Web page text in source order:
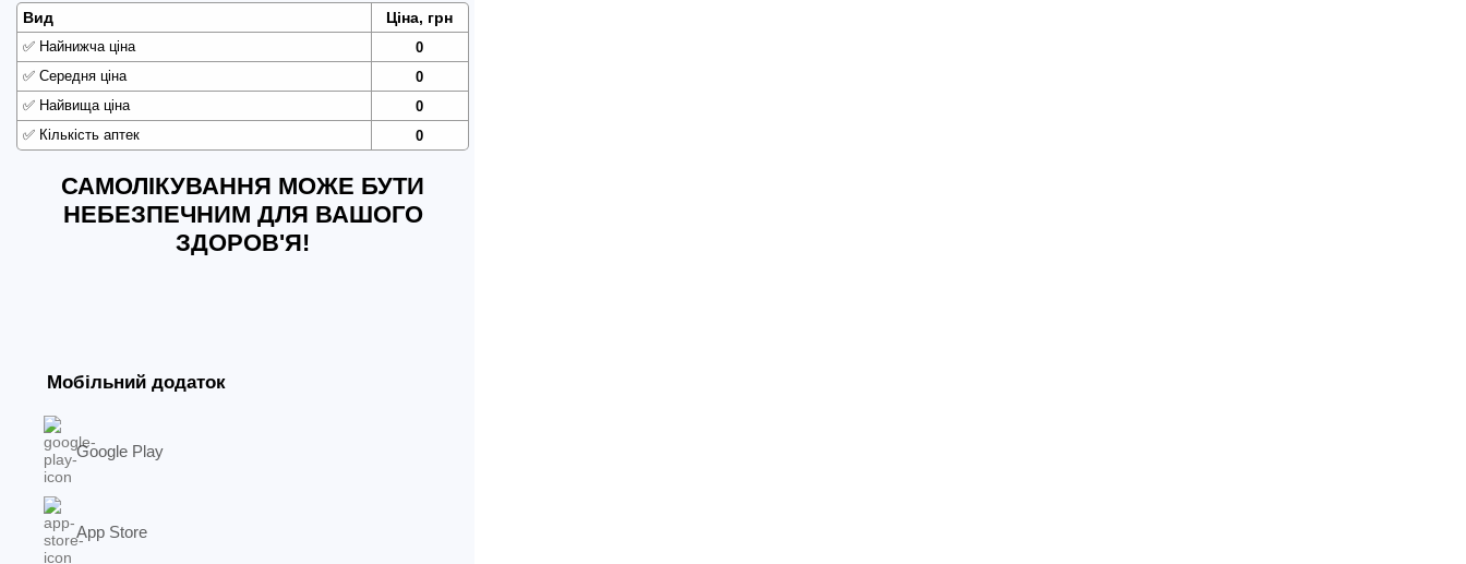
Вид Ціна, грн
✅ Найнижча ціна
0
✅ Середня ціна
0
✅ Найвища ціна
0
✅ Кількість аптек 0
САМОЛІКУВАННЯ МОЖЕ БУТИ
НЕБЕЗПЕЧНИМ ДЛЯ ВАШОГО
ЗДОРОВ'Я!
Мобільний додаток
Google Play
App Store